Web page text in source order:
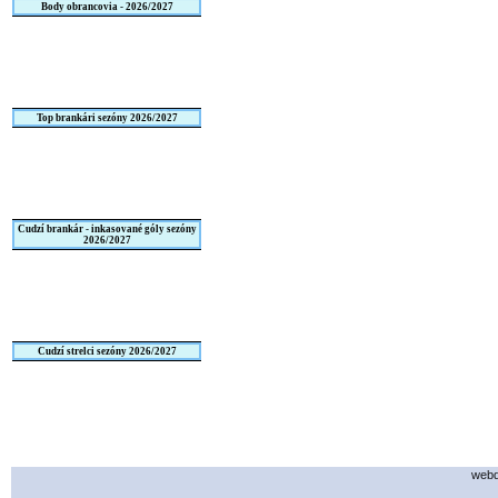
Body obrancovia - 2026/2027
Top brankári sezóny 2026/2027
Cudzí brankár - inkasované góly sezóny
2026/2027
Cudzí strelci sezóny 2026/2027